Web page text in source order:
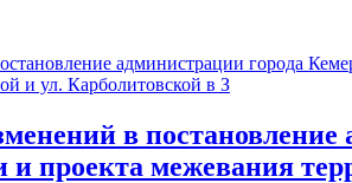
администрации города
и ул. Карболитовской в З
в постановление
проекта межевания